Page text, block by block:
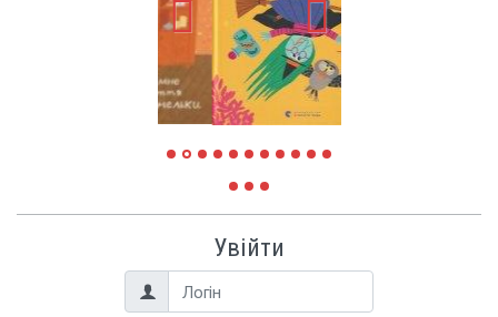
Увійти
Логін